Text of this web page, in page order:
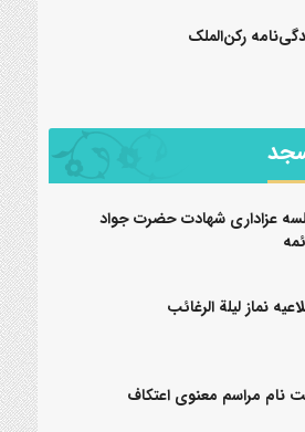
رکن‌الملک
عزاداری شهادت حضرت جواد
نماز لیلة الرغائب
نام مراسم معنوی اعتکاف